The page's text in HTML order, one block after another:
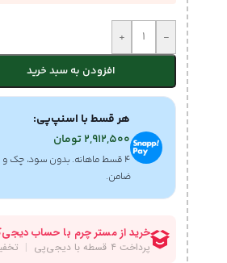
-
+
افزودن به سبد خرید
هر قسط با اسنپ‌پی:
2,912,500تومان
۴ قسط ماهانه. بدون سود، چک و
ضامن.